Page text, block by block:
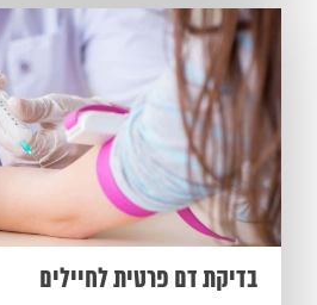
בדיקת דם פרטית לחיילים